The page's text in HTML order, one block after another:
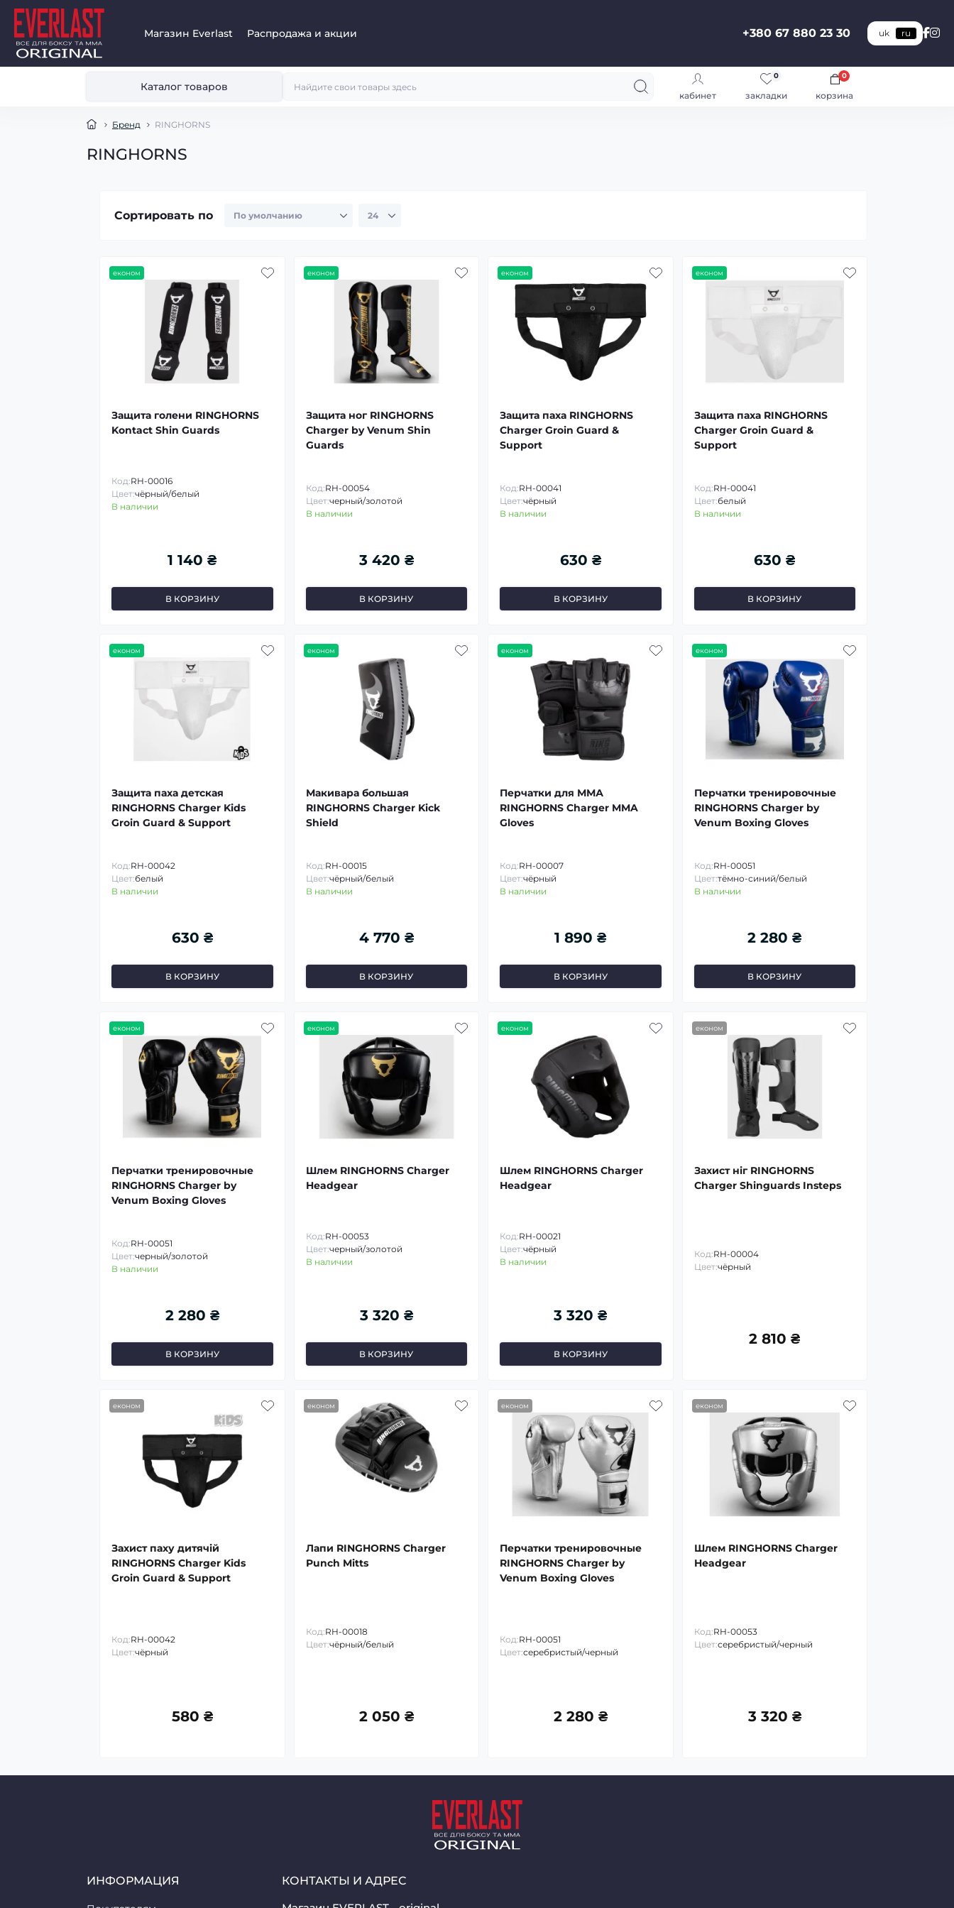
Магазин Everlast Распродажа и акции +380 67 880 23 30 uk ru
Каталог товаров
кабинет закладки
0
корзина
0
Бренд RINGHORNS
RINGHORNS
Сортировать по
економ
Защита голени RINGHORNS
Kontact Shin Guards
Код:RH-00016
Цвет:чёрный/белый
В наличии
1 140 ₴
В КОРЗИНУ
економ
Защита ног RINGHORNS
Charger by Venum Shin
Guards
Код:RH-00054
Цвет:черный/золотой
В наличии
3 420 ₴
В КОРЗИНУ
економ
Защита паха RINGHORNS
Charger Groin Guard &
Support
Код:RH-00041
Цвет:чёрный
В наличии
630 ₴
В КОРЗИНУ
економ
Защита паха RINGHORNS
Charger Groin Guard &
Support
Код:RH-00041
Цвет:белый
В наличии
630 ₴
В КОРЗИНУ
економ
Защита паха детская
RINGHORNS Charger Kids
Groin Guard & Support
Код:RH-00042
Цвет:белый
В наличии
630 ₴
В КОРЗИНУ
економ
Макивара большая
RINGHORNS Charger Kick
Shield
Код:RH-00015
Цвет:чёрный/белый
В наличии
4 770 ₴
В КОРЗИНУ
економ
Перчатки для ММА
RINGHORNS Charger MMA
Gloves
Код:RH-00007
Цвет:чёрный
В наличии
1 890 ₴
В КОРЗИНУ
економ
Перчатки тренировочные
RINGHORNS Charger by
Venum Boxing Gloves
Код:RH-00051
Цвет:тёмно-синий/белый
В наличии
2 280 ₴
В КОРЗИНУ
економ
Перчатки тренировочные
RINGHORNS Charger by
Venum Boxing Gloves
Код:RH-00051
Цвет:черный/золотой
В наличии
2 280 ₴
В КОРЗИНУ
економ
Шлем RINGHORNS Charger
Headgear
Код:RH-00053
Цвет:черный/золотой
В наличии
3 320 ₴
В КОРЗИНУ
економ
Шлем RINGHORNS Charger
Headgear
Код:RH-00021
Цвет:чёрный
В наличии
3 320 ₴
В КОРЗИНУ
економ
Захист ніг RINGHORNS
Charger Shinguards Insteps
Код:RH-00004
Цвет:чёрный
2 810 ₴
економ
Захист паху дитячій
RINGHORNS Charger Kids
Groin Guard & Support
Код:RH-00042
Цвет:чёрный
580 ₴
економ
Лапи RINGHORNS Charger
Punch Mitts
Код:RH-00018
Цвет:чёрный/белый
2 050 ₴
економ
Перчатки тренировочные
RINGHORNS Charger by
Venum Boxing Gloves
Код:RH-00051
Цвет:серебристый/черный
2 280 ₴
економ
Шлем RINGHORNS Charger
Headgear
Код:RH-00053
Цвет:серебристый/черный
3 320 ₴
ИНФОРМАЦИЯ
КОНТАКТЫ И АДРЕС